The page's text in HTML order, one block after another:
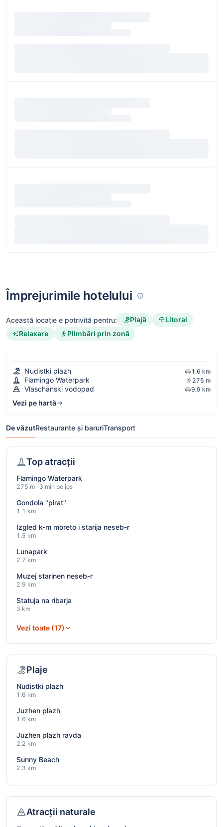
Împrejurimile hotelului
Această locație e potrivită pentru: Plajă
Litoral
Relaxare
Plimbări prin zonă
Nudistki plazh 1.6 km
Flamingo Waterpark 275 m
Vlaschanski vodopad 9.9 km
Vezi pe hartă
De văzutRestaurante și baruriTransport
Top atracții
Flamingo Waterpark
275 m · 3 min pe jos
Gondola "pirat"
1.1 km
Izgled k-m moreto i starija neseb-r
1.5 km
Lunapark
2.7 km
Muzej starinen neseb-r
2.9 km
Statuja na ribarja
3 km
Vezi toate (17)
Plaje
Nudistki plazh
1.6 km
Juzhen plazh
1.6 km
Juzhen plazh ravda
2.2 km
Sunny Beach
2.3 km
Atracții naturale